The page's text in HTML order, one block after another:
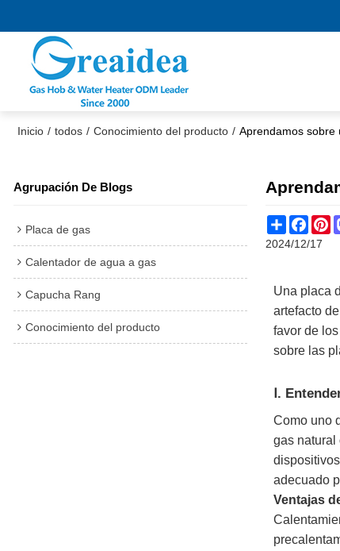
Inicio / todos / Conocimiento del producto / Aprendamos sobre
Agrupación De Blogs
Placa de gas
Calentador de agua a gas
Capucha Rang
Conocimiento del producto
Share
2024/12/17
Una placa
artefacto
favor de
sobre las
Ⅰ.
Como uno
gas natural
adecuado
Ventajas